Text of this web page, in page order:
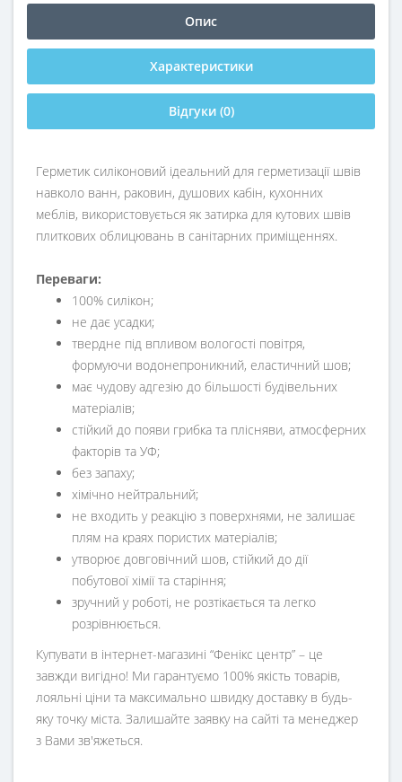
Опис
Характеристики
Відгуки (0)
Герметик силіконовий ідеальний для герметизації швів
навколо ванн, раковин, душових кабін, кухонних
меблів, використовується як затирка для кутових швів
плиткових облицювань в санітарних приміщеннях.
Переваги:
100% силікон;
не дає усадки;
твердне під впливом вологості повітря,
формуючи водонепроникний, еластичний шов;
має чудову адгезію до більшості будівельних
матеріалів;
стійкий до появи грибка та плісняви, атмосферних
факторів та УФ;
без запаху;
хімічно нейтральний;
не входить у реакцію з поверхнями, не залишає
плям на краях пористих матеріалів;
утворює довговічний шов, стійкий до дії
побутової хімії та старіння;
зручний у роботі, не розтікається та легко
розрівнюється.
Купувати в інтернет-магазині “Фенікс центр” – це
завжди вигідно! Ми гарантуємо 100% якість товарів,
лояльні ціни та максимально швидку доставку в будь-
яку точку міста. Залишайте заявку на сайті та менеджер
з Вами зв'яжеться.